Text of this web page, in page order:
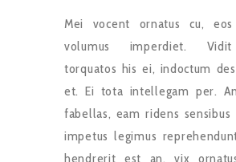
Mei vocent ornatus cu,
volumus imperdiet.
torquatos his ei, indoctum
et. Ei tota intellegam per.
fabellas, eam ridens
impetus legimus
hendrerit est an, vix